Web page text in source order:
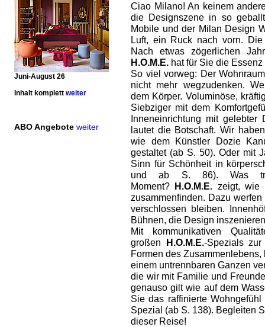
Juni-August 26
Inhalt komplett weiter
ABO Angebote weiter
Ciao Milano! An keinem
die Designszene in so
Mobile und der Milan Design
Luft, ein Ruck nach vorn.
Nach etwas zögerlichen
H.O.M.E. hat für Sie die
So viel vorweg: Der
nicht mehr wegzudenken.
dem Körper. Voluminöse,
Siebziger mit dem
Inneneinrichtung mit gelebter
lautet die Botschaft. Wir
wie dem Künstler Dozie
gestaltet (ab S. 50). Oder mit
Sinn für Schönheit in
und ab S. 86). Was
Moment? H.O.M.E. zeigt, wie
zusammenfinden. Dazu
verschlossen bleiben.
Bühnen, die Design
Mit kommunikativen
großen H.O.M.E.-Spezials
Formen des
einem untrennbaren Ganzen
die wir mit Familie und
genauso gilt wie auf dem
Sie das raffinierte
Spezial (ab S. 138). Begleiten
dieser Reise!